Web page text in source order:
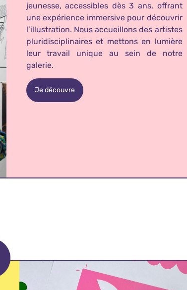
jeunesse, accessibles dès 3 ans, offrant
une expérience immersive pour découvrir
l’illustration. Nous accueillons des artistes
pluridisciplinaires et mettons en lumière
leur travail unique au sein de notre
galerie.
Je découvre